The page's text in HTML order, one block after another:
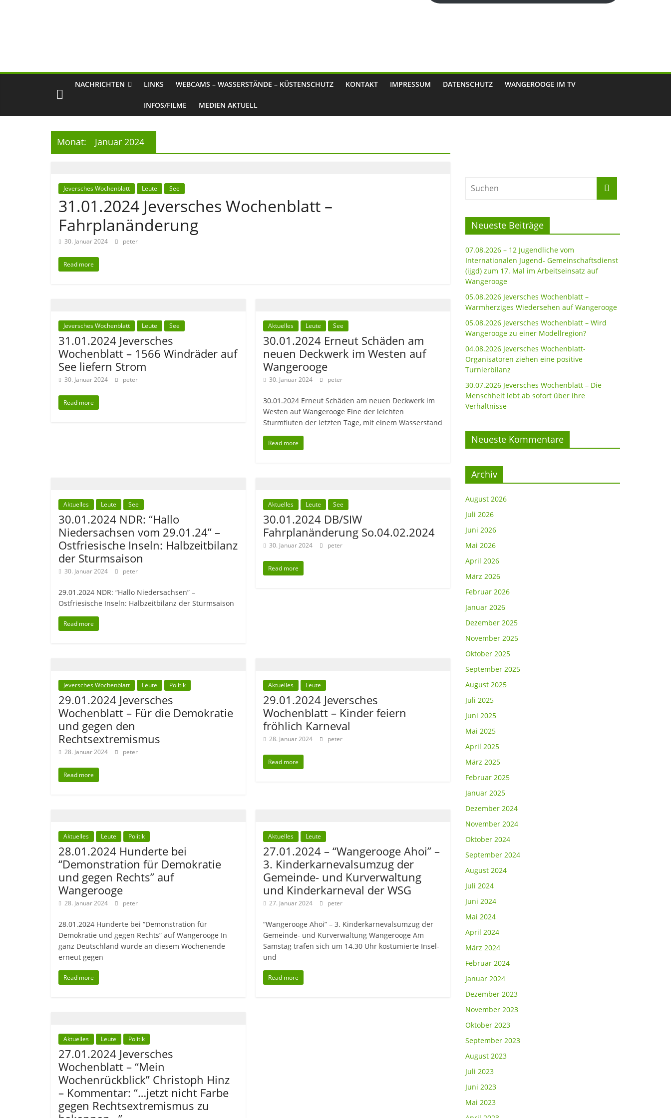
NACHRICHTEN LINKS WEBCAMS – WASSERSTÄNDE – KÜSTENSCHUTZ KONTAKT IMPRESSUM DATENSCHUTZ WANGEROOGE IM TV
INFOS/FILME MEDIEN AKTUELL
Monat: Januar 2024
Jeversches Wochenblatt Leute See
31.01.2024 Jeversches Wochenblatt –
Fahrplanänderung
30. Januar 2024 peter
Read more
Jeversches Wochenblatt Leute See
31.01.2024 Jeversches
Wochenblatt – 1566 Windräder auf
See liefern Strom
30. Januar 2024 peter
Read more
Aktuelles Leute See
30.01.2024 Erneut Schäden am
neuen Deckwerk im Westen auf
Wangerooge
30. Januar 2024 peter
30.01.2024 Erneut Schäden am neuen Deckwerk im
Westen auf Wangerooge Eine der leichten
Sturmfluten der letzten Tage, mit einem Wasserstand
Read more
Aktuelles Leute See
30.01.2024 NDR: “Hallo
Niedersachsen vom 29.01.24” –
Ostfriesische Inseln: Halbzeitbilanz
der Sturmsaison
30. Januar 2024 peter
29.01.2024 NDR: “Hallo Niedersachsen” –
Ostfriesische Inseln: Halbzeitbilanz der Sturmsaison
Read more
Aktuelles Leute See
30.01.2024 DB/SIW
Fahrplanänderung So.04.02.2024
30. Januar 2024 peter
Read more
Jeversches Wochenblatt Leute Politik
29.01.2024 Jeversches
Wochenblatt – Für die Demokratie
und gegen den
Rechtsextremismus
28. Januar 2024 peter
Read more
Aktuelles Leute
29.01.2024 Jeversches
Wochenblatt – Kinder feiern
fröhlich Karneval
28. Januar 2024 peter
Read more
Aktuelles Leute Politik
28.01.2024 Hunderte bei
“Demonstration für Demokratie
und gegen Rechts” auf
Wangerooge
28. Januar 2024 peter
28.01.2024 Hunderte bei “Demonstration für
Demokratie und gegen Rechts” auf Wangerooge In
ganz Deutschland wurde an diesem Wochenende
erneut gegen
Read more
Aktuelles Leute
27.01.2024 – “Wangerooge Ahoi” –
3. Kinderkarnevalsumzug der
Gemeinde- und Kurverwaltung
und Kinderkarneval der WSG
27. Januar 2024 peter
“Wangerooge Ahoi” – 3. Kinderkarnevalsumzug der
Gemeinde- und Kurverwaltung Wangerooge Am
Samstag trafen sich um 14.30 Uhr kostümierte Insel-
und
Read more
Aktuelles Leute Politik
27.01.2024 Jeversches
Wochenblatt – “Mein
Wochenrückblick” Christoph Hinz
– Kommentar: “…jetzt nicht Farbe
gegen Rechtsextremismus zu
Neueste Beiträge
07.08.2026 – 12 Jugendliche vom
Internationalen Jugend- Gemeinschaftsdienst
(ijgd) zum 17. Mal im Arbeitseinsatz auf
Wangerooge
05.08.2026 Jeversches Wochenblatt –
Warmherziges Wiedersehen auf Wangerooge
05.08.2026 Jeversches Wochenblatt – Wird
Wangerooge zu einer Modellregion?
04.08.2026 Jeversches Wochenblatt-
Organisatoren ziehen eine positive
Turnierbilanz
30.07.2026 Jeversches Wochenblatt – Die
Menschheit lebt ab sofort über ihre
Verhältnisse
Neueste Kommentare
Archiv
August 2026
Juli 2026
Juni 2026
Mai 2026
April 2026
März 2026
Februar 2026
Januar 2026
Dezember 2025
November 2025
Oktober 2025
September 2025
August 2025
Juli 2025
Juni 2025
Mai 2025
April 2025
März 2025
Februar 2025
Januar 2025
Dezember 2024
November 2024
Oktober 2024
September 2024
August 2024
Juli 2024
Juni 2024
Mai 2024
April 2024
März 2024
Februar 2024
Januar 2024
Dezember 2023
November 2023
Oktober 2023
September 2023
August 2023
Juli 2023
Juni 2023
Mai 2023